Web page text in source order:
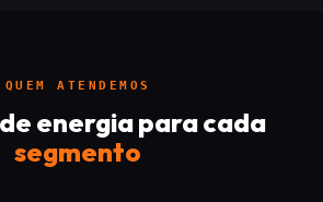
QUEM ATENDEMOS
energia para cada
segmento